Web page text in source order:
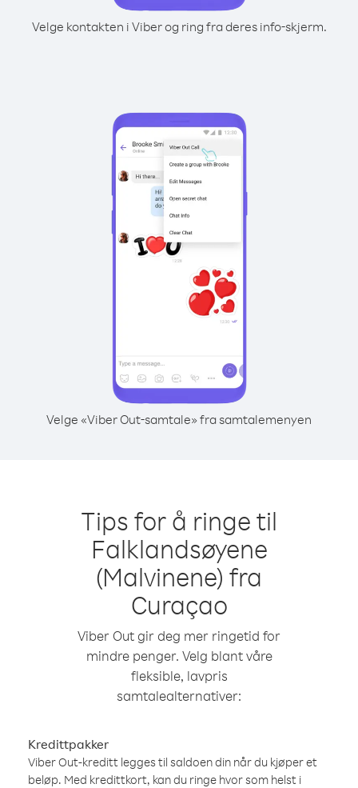
Velge kontakten i Viber og ring fra deres info-skjerm.
Velge «Viber Out-samtale» fra samtalemenyen
Tips for å ringe til
Falklandsøyene
(Malvinene) fra
Curaçao
Viber Out gir deg mer ringetid for
mindre penger. Velg blant våre
fleksible, lavpris
samtalealternativer:
Kredittpakker
Viber Out-kreditt legges til saldoen din når du kjøper et
beløp. Med kredittkort, kan du ringe hvor som helst i